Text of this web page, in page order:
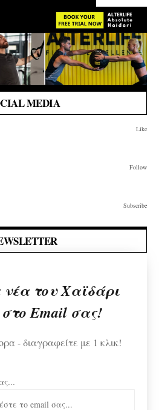
MEDIA
Like
Follow
Subscribe
του Χαϊδάρι
Email σας!
- διαγραφείτε με 1 κλικ!